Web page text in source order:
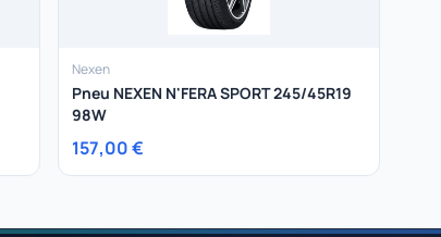
Nexen
Pneu NEXEN N'FERA SPORT 245/45R19
98W
157,00 €